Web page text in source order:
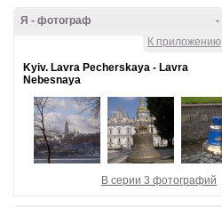
-
Я - фотограф
К приложению
Kyiv. Lavra Pecherskaya - Lavra
Nebesnaya
В серии 3 фотографий